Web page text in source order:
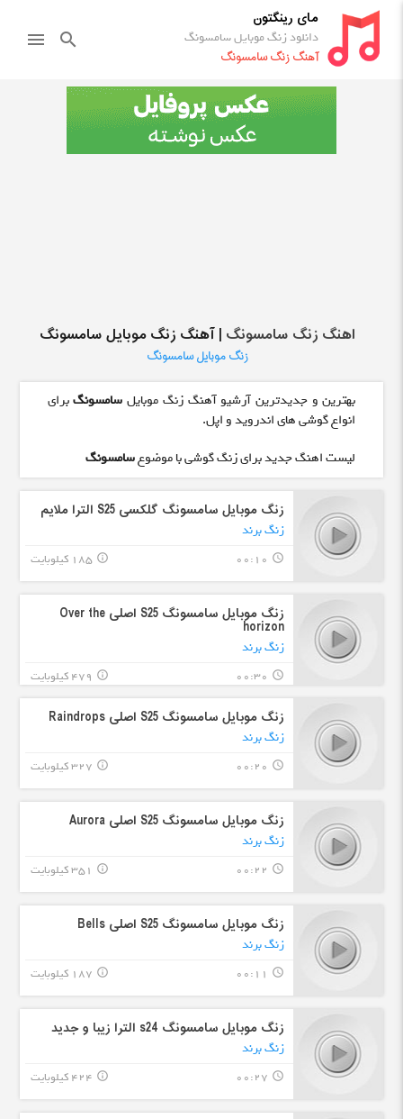
مای رینگتون
دانلود زنگ موبایل سامسونگ
آهنگ زنگ سامسونگ
search
menu
اهنگ زنگ سامسونگ | آهنگ زنگ موبایل سامسونگ
زنگ موبایل سامسونگ
بهترین و جدیدترین آرشیو آهنگ زنگ موبایل سامسونگبرای
انواع گوشی های اندروید و اپل.
لیست اهنگ جدید برای زنگ گوشی با موضوعسامسونگ
زنگ موبایل سامسونگ گلکسی S25 الترا ملایم
زنگ برند
query_builder
00:10 185 کیلوبایت info_outline
زنگ موبایل سامسونگ S25 اصلی Over the
horizon
زنگ برند
query_builder
00:30 479 کیلوبایت info_outline
زنگ موبایل سامسونگ S25 اصلی Raindrops
زنگ برند
query_builder
00:20 327 کیلوبایت info_outline
زنگ موبایل سامسونگ S25 اصلی Aurora
زنگ برند
query_builder
00:22 351 کیلوبایت info_outline
زنگ موبایل سامسونگ S25 اصلی Bells
زنگ برند
query_builder
00:11 187 کیلوبایت info_outline
زنگ موبایل سامسونگ s24 الترا زیبا و جدید
زنگ برند
query_builder
00:27 424 کیلوبایت info_outline